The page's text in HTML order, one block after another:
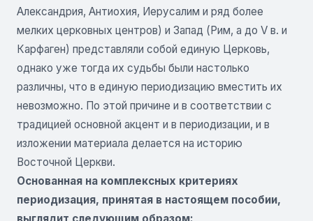
Александрия, Антиохия, Иерусалим и ряд более
мелких церковных центров) и Запад (Рим, а до V в. и
Карфаген) представляли собой единую Церковь,
однако уже тогда их судьбы были настолько
различны, что в единую периодизацию вместить их
невозможно. По этой причине и в соответствии с
традицией основной акцент и в периодизации, и в
изложении материала делается на историю
Восточной Церкви.
Основанная на комплексных критериях
периодизация, принятая в настоящем пособии,